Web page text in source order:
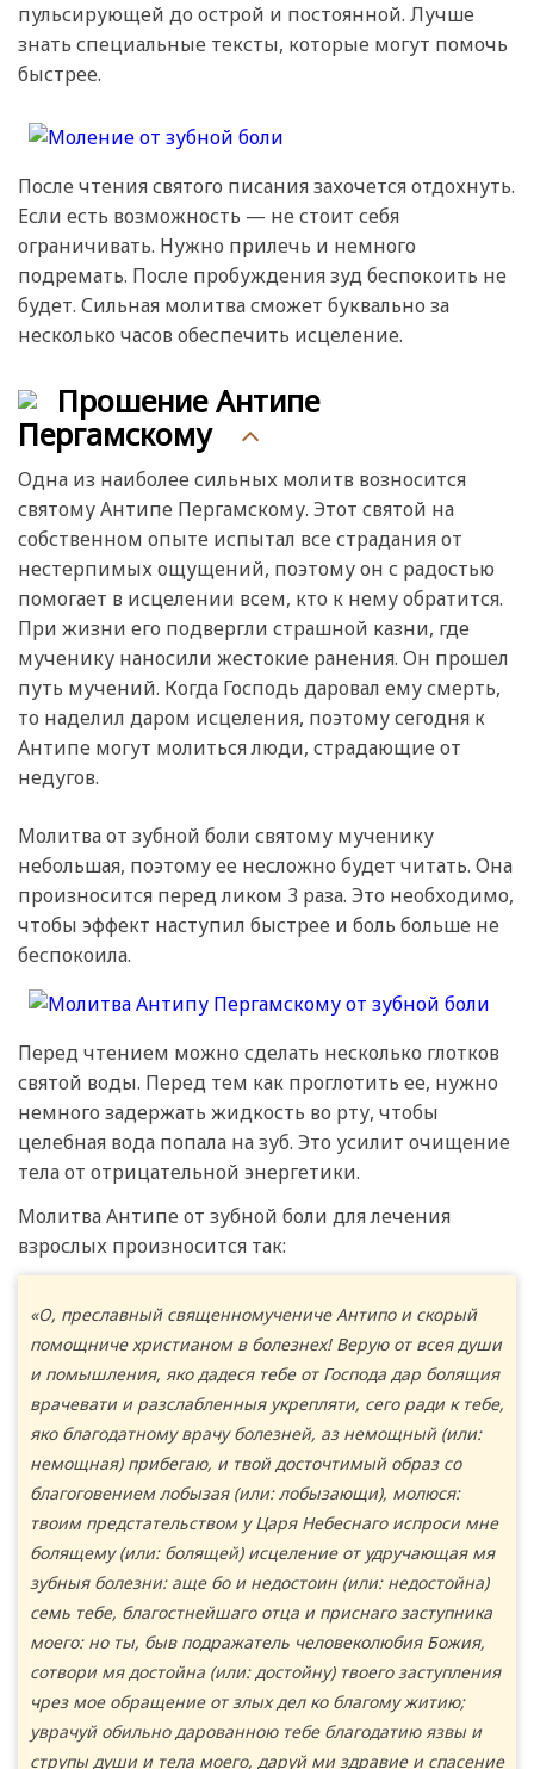
пульсирующей до острой и постоянной. Лучше
знать специальные тексты, которые могут помочь
быстрее.
После чтения святого писания захочется отдохнуть.
Если есть возможность — не стоит себя
ограничивать. Нужно прилечь и немного
подремать. После пробуждения зуд беспокоить не
будет. Сильная молитва сможет буквально за
несколько часов обеспечить исцеление.
Прошение Антипе
Пергамскому
Одна из наиболее сильных молитв возносится
святому Антипе Пергамскому. Этот святой на
собственном опыте испытал все страдания от
нестерпимых ощущений, поэтому он с радостью
помогает в исцелении всем, кто к нему обратится.
При жизни его подвергли страшной казни, где
мученику наносили жестокие ранения. Он прошел
путь мучений. Когда Господь даровал ему смерть,
то наделил даром исцеления, поэтому сегодня к
Антипе могут молиться люди, страдающие от
недугов.
Молитва от зубной боли святому мученику
небольшая, поэтому ее несложно будет читать. Она
произносится перед ликом 3 раза. Это необходимо,
чтобы эффект наступил быстрее и боль больше не
беспокоила.
Перед чтением можно сделать несколько глотков
святой воды. Перед тем как проглотить ее, нужно
немного задержать жидкость во рту, чтобы
целебная вода попала на зуб. Это усилит очищение
тела от отрицательной энергетики.
Молитва Антипе от зубной боли для лечения
взрослых произносится так:
«О, преславный священномучениче Антипо и скорый
помощниче христианом в болезнех! Верую от всея души
и помышления, яко дадеся тебе от Господа дар болящия
врачевати и разслабленныя укрепляти, сего ради к тебе,
яко благодатному врачу болезней, аз немощный (или:
немощная) прибегаю, и твой досточтимый образ со
благоговением лобызая (или: лобызающи), молюся:
твоим предстательством у Царя Небеснаго испроси мне
болящему (или: болящей) исцеление от удручающая мя
зубныя болезни: аще бо и недостоин (или: недостойна)
семь тебе, благостнейшаго отца и приснаго заступника
моего: но ты, быв подражатель человеколюбия Божия,
сотвори мя достойна (или: достойну) твоего заступления
чрез мое обращение от злых дел ко благому житию;
уврачуй обильно дарованною тебе благодатию язвы и
струпы души и тела моего, даруй ми здравие и спасение